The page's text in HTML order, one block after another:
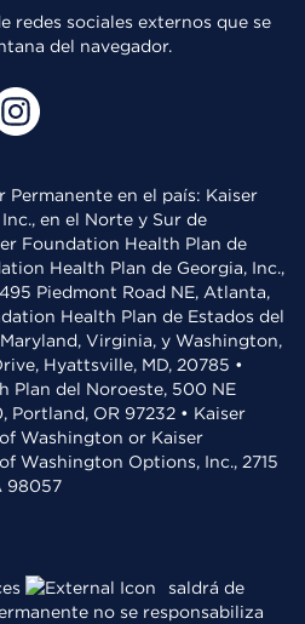
redes sociales externos que se
del navegador.
Permanente en el país: Kaiser
en el Norte y Sur de
Foundation Health Plan de
Health Plan de Georgia, Inc.,
Piedmont Road NE, Atlanta,
Health Plan de Estados del
Virginia, y Washington,
Hyattsville, MD, 20785 •
Plan del Noroeste, 500 NE
Portland, OR 97232 • Kaiser
Washington or Kaiser
Washington Options, Inc., 2715
98057
saldrá de
no se responsabiliza